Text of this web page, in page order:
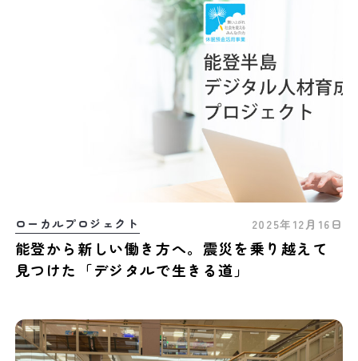
ローカルプロジェクト 2025年12月16日
能登から新しい働き方へ。震災を乗り越えて
見つけた「デジタルで生きる道」